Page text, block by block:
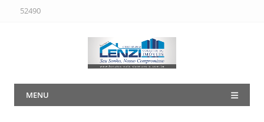
52490
MENU